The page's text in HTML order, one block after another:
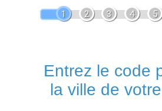
1 2 3 4 5
Entrez le code
la ville de